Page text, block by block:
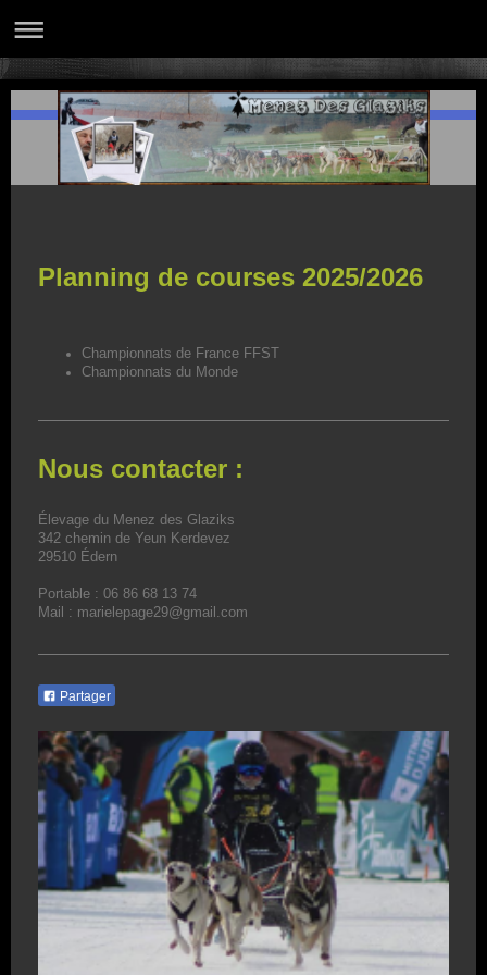
Planning de courses 2025/2026
Championnats de France FFST
Championnats du Monde
Nous contacter :
Élevage du Menez des Glaziks
342 chemin de Yeun Kerdevez
29510 Édern
Portable : 06 86 68 13 74
Mail : marielepage29@gmail.com
Partager